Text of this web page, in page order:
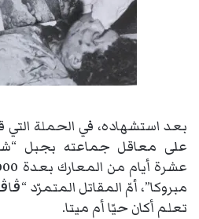
بعد استشهاده، في الحملة التي
على معاقل جماعته بجبل
مبروكا”، أمّ المقاتل المتمرّد
تعلم أكان حيّا أم ميتا.